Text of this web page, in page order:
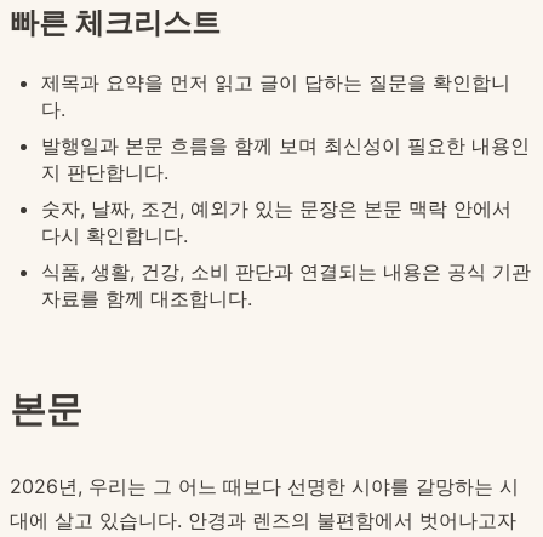
빠른 체크리스트
제목과 요약을 먼저 읽고 글이 답하는 질문을 확인합니
다.
발행일과 본문 흐름을 함께 보며 최신성이 필요한 내용인
지 판단합니다.
숫자, 날짜, 조건, 예외가 있는 문장은 본문 맥락 안에서
다시 확인합니다.
식품, 생활, 건강, 소비 판단과 연결되는 내용은 공식 기관
자료를 함께 대조합니다.
본문
2026년, 우리는 그 어느 때보다 선명한 시야를 갈망하는 시
대에 살고 있습니다. 안경과 렌즈의 불편함에서 벗어나고자